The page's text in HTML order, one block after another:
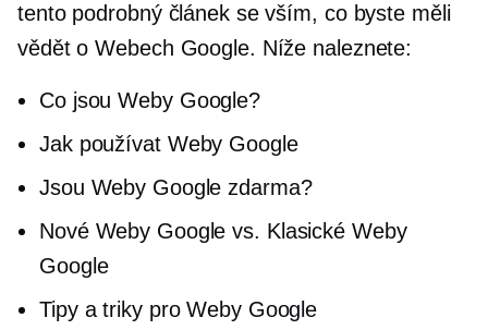
tento podrobný článek se vším, co byste měli
vědět o Webech Google. Níže naleznete:
Co jsou Weby Google?
Jak používat Weby Google
Jsou Weby Google zdarma?
Nové Weby Google vs. Klasické Weby
Google
Tipy a triky pro Weby Google